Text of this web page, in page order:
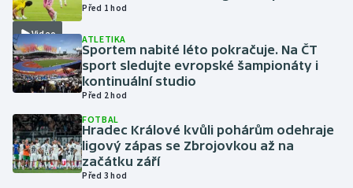
Lezení
Lyže a snowboard
Motorsport
Olympijské hry
Video
Před 1 hod
ATLETIKA
Sportem nabité léto pokračuje. Na ČT
sport sledujte evropské šampionáty i
kontinuální studio
Před 2 hod
FOTBAL
Hradec Králové kvůli pohárům odehraje
ligový zápas se Zbrojovkou až na
začátku září
Před 3 hod